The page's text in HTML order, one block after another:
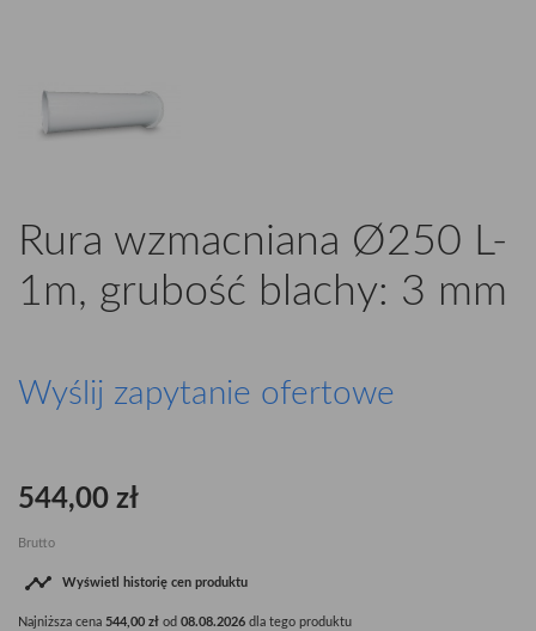
Rura wzmacniana Ø250 L-
1m, grubość blachy: 3 mm
Wyślij zapytanie ofertowe
544,00 zł
Brutto
 Wyświetl historię cen produktu
Najniższa cena 544,00 zł od 08.08.2026 dla tego produktu